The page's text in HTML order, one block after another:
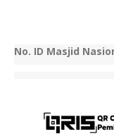
No. ID Masjid